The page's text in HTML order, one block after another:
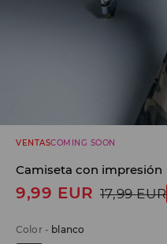
VENTASCOMING SOON
Camiseta con impresión
9,99 EUR 17,99 EUR
Color- blanco